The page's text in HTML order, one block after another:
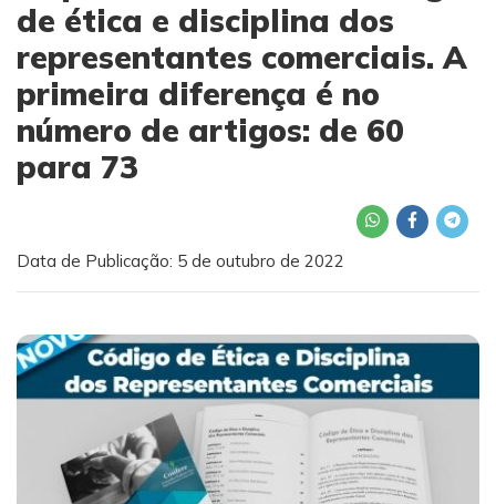
de ética e disciplina dos
representantes comerciais. A
primeira diferença é no
número de artigos: de 60
para 73
Data de Publicação: 5 de outubro de 2022